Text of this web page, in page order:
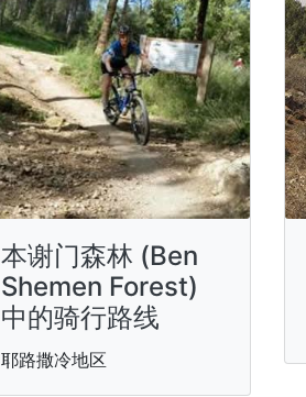
本谢门森林 (Ben
Shemen Forest)
中的骑行路线
耶路撒冷地区